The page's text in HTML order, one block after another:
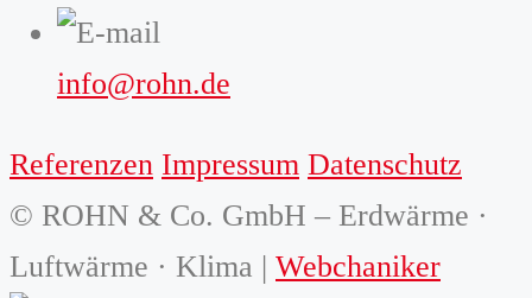
info@rohn.de
Referenzen Impressum Datenschutz
© ROHN & Co. GmbH – Erdwärme ·
Luftwärme · Klima | Webchaniker